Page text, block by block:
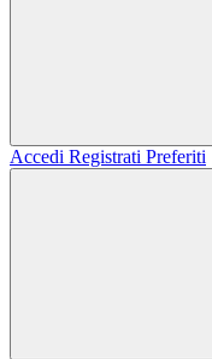
Accedi Registrati Preferiti